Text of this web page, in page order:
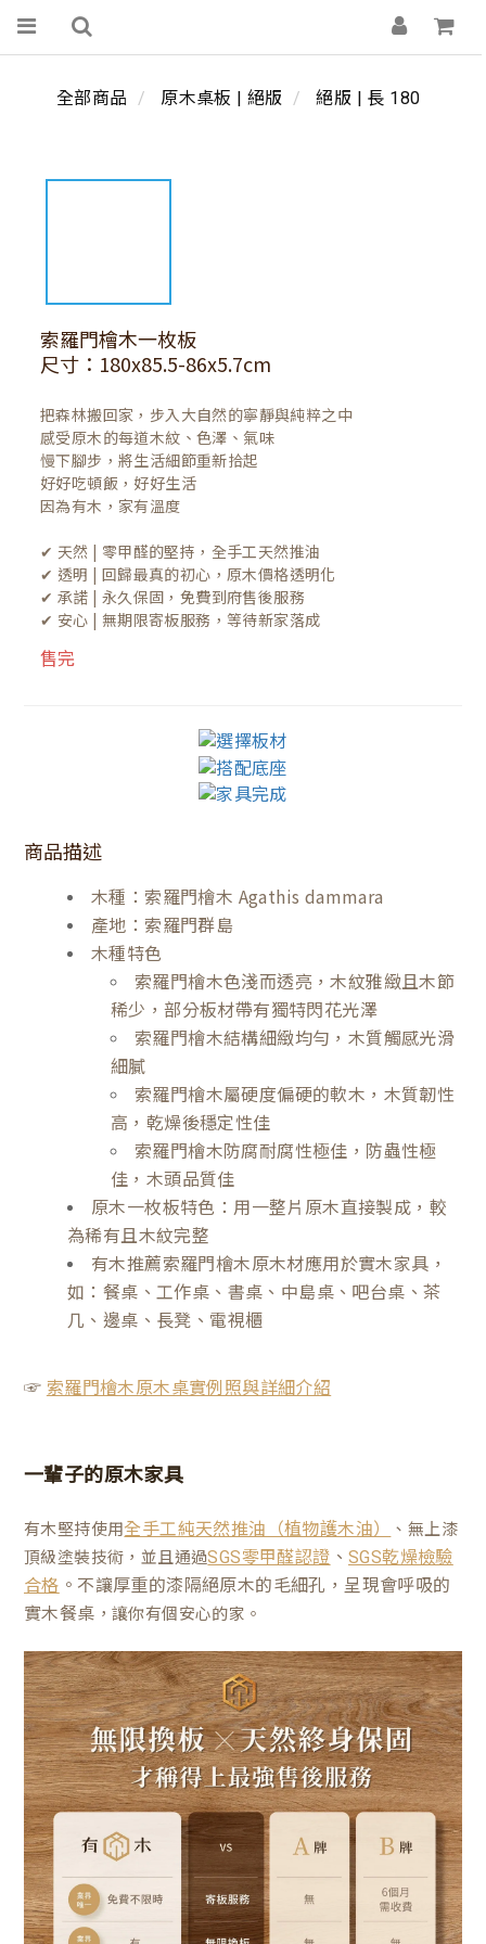
全部商品 原木桌板 | 絕版 絕版 | 長 180
索羅門檜木一枚板
尺寸：180x85.5-86x5.7cm
把森林搬回家，步入大自然的寧靜與純粹之中
感受原木的每道木紋、色澤、氣味
慢下腳步，將生活細節重新拾起
好好吃頓飯，好好生活
因為有木，家有溫度
✔ 天然 | 零甲醛的堅持，全手工天然推油
✔ 透明 | 回歸最真的初心，原木價格透明化
✔ 承諾 | 永久保固，免費到府售後服務
✔ 安心 | 無期限寄板服務，等待新家落成
售完
商品描述
木種：索羅門檜木 Agathis dammara
產地：索羅門群島
木種特色
索羅門檜木色淺而透亮，木紋雅緻且木節
稀少，部分板材帶有獨特閃花光澤
索羅門檜木結構細緻均勻，木質觸感光滑
細膩
索羅門檜木屬硬度偏硬的軟木，木質韌性
高，乾燥後穩定性佳
索羅門檜木防腐耐腐性極佳，防蟲性極
佳，木頭品質佳
原木一枚板特色：用一整片原木直接製成，較
為稀有且木紋完整
有木推薦索羅門檜木原木材應用於實木家具，
如：餐桌、工作桌、書桌、中島桌、吧台桌、茶
几、邊桌、長凳、電視櫃
☞ 索羅門檜木原木桌實例照與詳細介紹
一輩子的原木家具
有木堅持使用全手工純天然推油（植物護木油）
、無上漆
頂級塗裝技術，並且通過SGS零甲醛認證 、SGS乾燥檢驗
合格 。不讓厚重的漆隔絕原木的毛細孔，呈現會呼吸的
實木餐桌 ，讓你有個安心的家。